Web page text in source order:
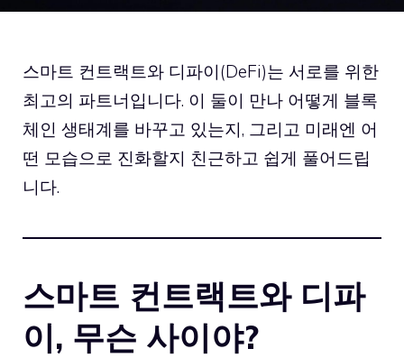
스마트 컨트랙트와 디파이(DeFi)는 서로를 위한
최고의 파트너입니다. 이 둘이 만나 어떻게 블록
체인 생태계를 바꾸고 있는지, 그리고 미래엔 어
떤 모습으로 진화할지 친근하고 쉽게 풀어드립
니다.
스마트 컨트랙트와 디파
이, 무슨 사이야?